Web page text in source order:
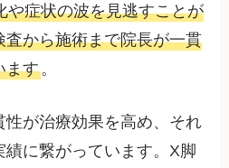
や症状の波を見逃すことが
から施術まで院長が一貫
ます。
が治療効果を高め、それ
に繋がっています。X脚